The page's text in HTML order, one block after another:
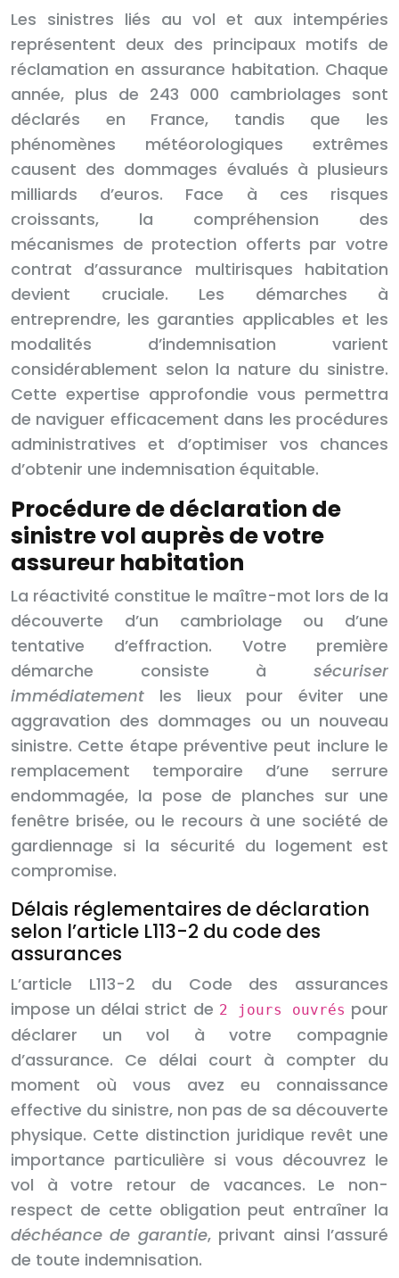
Les sinistres liés au vol et aux intempéries
représentent deux des principaux motifs de
réclamation en assurance habitation. Chaque
année, plus de 243 000 cambriolages sont
déclarés en France, tandis que les
phénomènes météorologiques extrêmes
causent des dommages évalués à plusieurs
milliards d’euros. Face à ces risques
croissants, la compréhension des
mécanismes de protection offerts par votre
contrat d’assurance multirisques habitation
devient cruciale. Les démarches à
entreprendre, les garanties applicables et les
modalités d’indemnisation varient
considérablement selon la nature du sinistre.
Cette expertise approfondie vous permettra
de naviguer efficacement dans les procédures
administratives et d’optimiser vos chances
d’obtenir une indemnisation équitable.
Procédure de déclaration de
sinistre vol auprès de votre
assureur habitation
La réactivité constitue le maître-mot lors de la
découverte d’un cambriolage ou d’une
tentative d’effraction. Votre première
démarche consiste à sécuriser
immédiatement les lieux pour éviter une
aggravation des dommages ou un nouveau
sinistre. Cette étape préventive peut inclure le
remplacement temporaire d’une serrure
endommagée, la pose de planches sur une
fenêtre brisée, ou le recours à une société de
gardiennage si la sécurité du logement est
compromise.
Délais réglementaires de déclaration
selon l’article L113-2 du code des
assurances
L’article L113-2 du Code des assurances
impose un délai strict de 2 jours ouvrés pour
déclarer un vol à votre compagnie
d’assurance. Ce délai court à compter du
moment où vous avez eu connaissance
effective du sinistre, non pas de sa découverte
physique. Cette distinction juridique revêt une
importance particulière si vous découvrez le
vol à votre retour de vacances. Le non-
respect de cette obligation peut entraîner la
déchéance de garantie, privant ainsi l’assuré
de toute indemnisation.